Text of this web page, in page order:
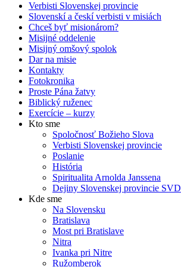
Verbisti Slovenskej provincie
Slovenskí a českí verbisti v misiách
Chceš byť misionárom?
Misijné oddelenie
Misijný omšový spolok
Dar na misie
Kontakty
Fotokronika
Proste Pána žatvy
Biblický ruženec
Exercície – kurzy
Kto sme
Spoločnosť Božieho Slova
Verbisti Slovenskej provincie
Poslanie
História
Spiritualita Arnolda Janssena
Dejiny Slovenskej provincie SVD
Kde sme
Na Slovensku
Bratislava
Most pri Bratislave
Nitra
Ivanka pri Nitre
Ružomberok